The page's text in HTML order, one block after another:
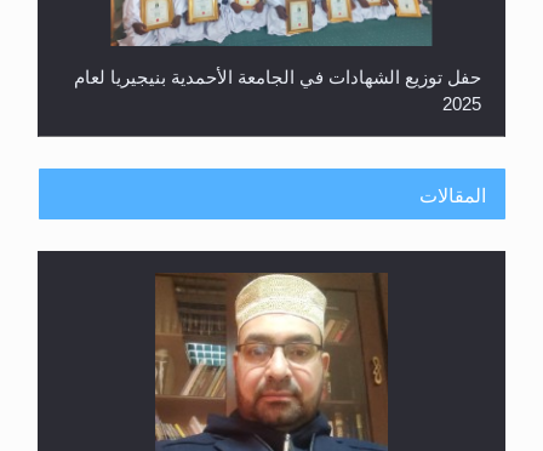
حفل توزيع الشهادات في الجامعة الأحمدية بنيجيريا لعام
2025
معرض القرآن الكريم لمدة ثلاثين يوما في مكتبة مدينة
ريهيماكي في فنلند
المقالات